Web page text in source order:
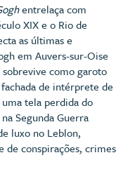
entrelaça com
XIX e o Rio de
as últimas e
em Auvers-sur-Oise
como garoto
de intérprete de
tela perdida do
Segunda Guerra
luxo no Leblon,
de conspirações, crimes